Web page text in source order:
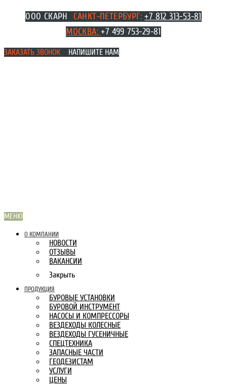
Перейти
ООО СКАРН САНКТ-ПЕТЕРБУРГ:+7 812 313-53-81
МОСКВА:+7 499 753-29-81
ЗАКАЗАТЬ ЗВОНОК НАПИШИТЕ НАМ
МЕНЮ
О КОМПАНИИ
НОВОСТИ
ОТЗЫВЫ
ВАКАНСИИ
Закрыть
ПРОДУКЦИЯ
БУРОВЫЕ УСТАНОВКИ
БУРОВОЙ ИНСТРУМЕНТ
НАСОСЫ И КОМПРЕССОРЫ
ВЕЗДЕХОДЫ КОЛЕСНЫЕ
ВЕЗДЕХОДЫ ГУСЕНИЧНЫЕ
СПЕЦТЕХНИКА
ЗАПАСНЫЕ ЧАСТИ
ГЕОДЕЗИСТАМ
УСЛУГИ
ЦЕНЫ